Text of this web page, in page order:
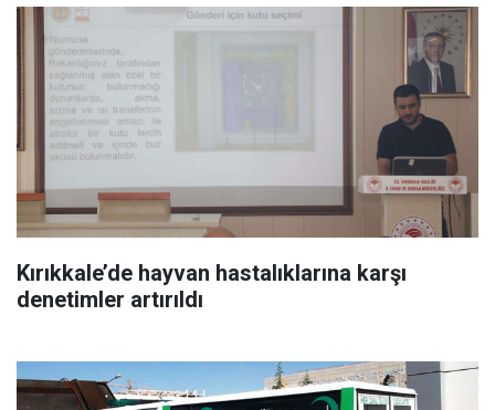
Kırıkkale’de hayvan hastalıklarına karşı
denetimler artırıldı